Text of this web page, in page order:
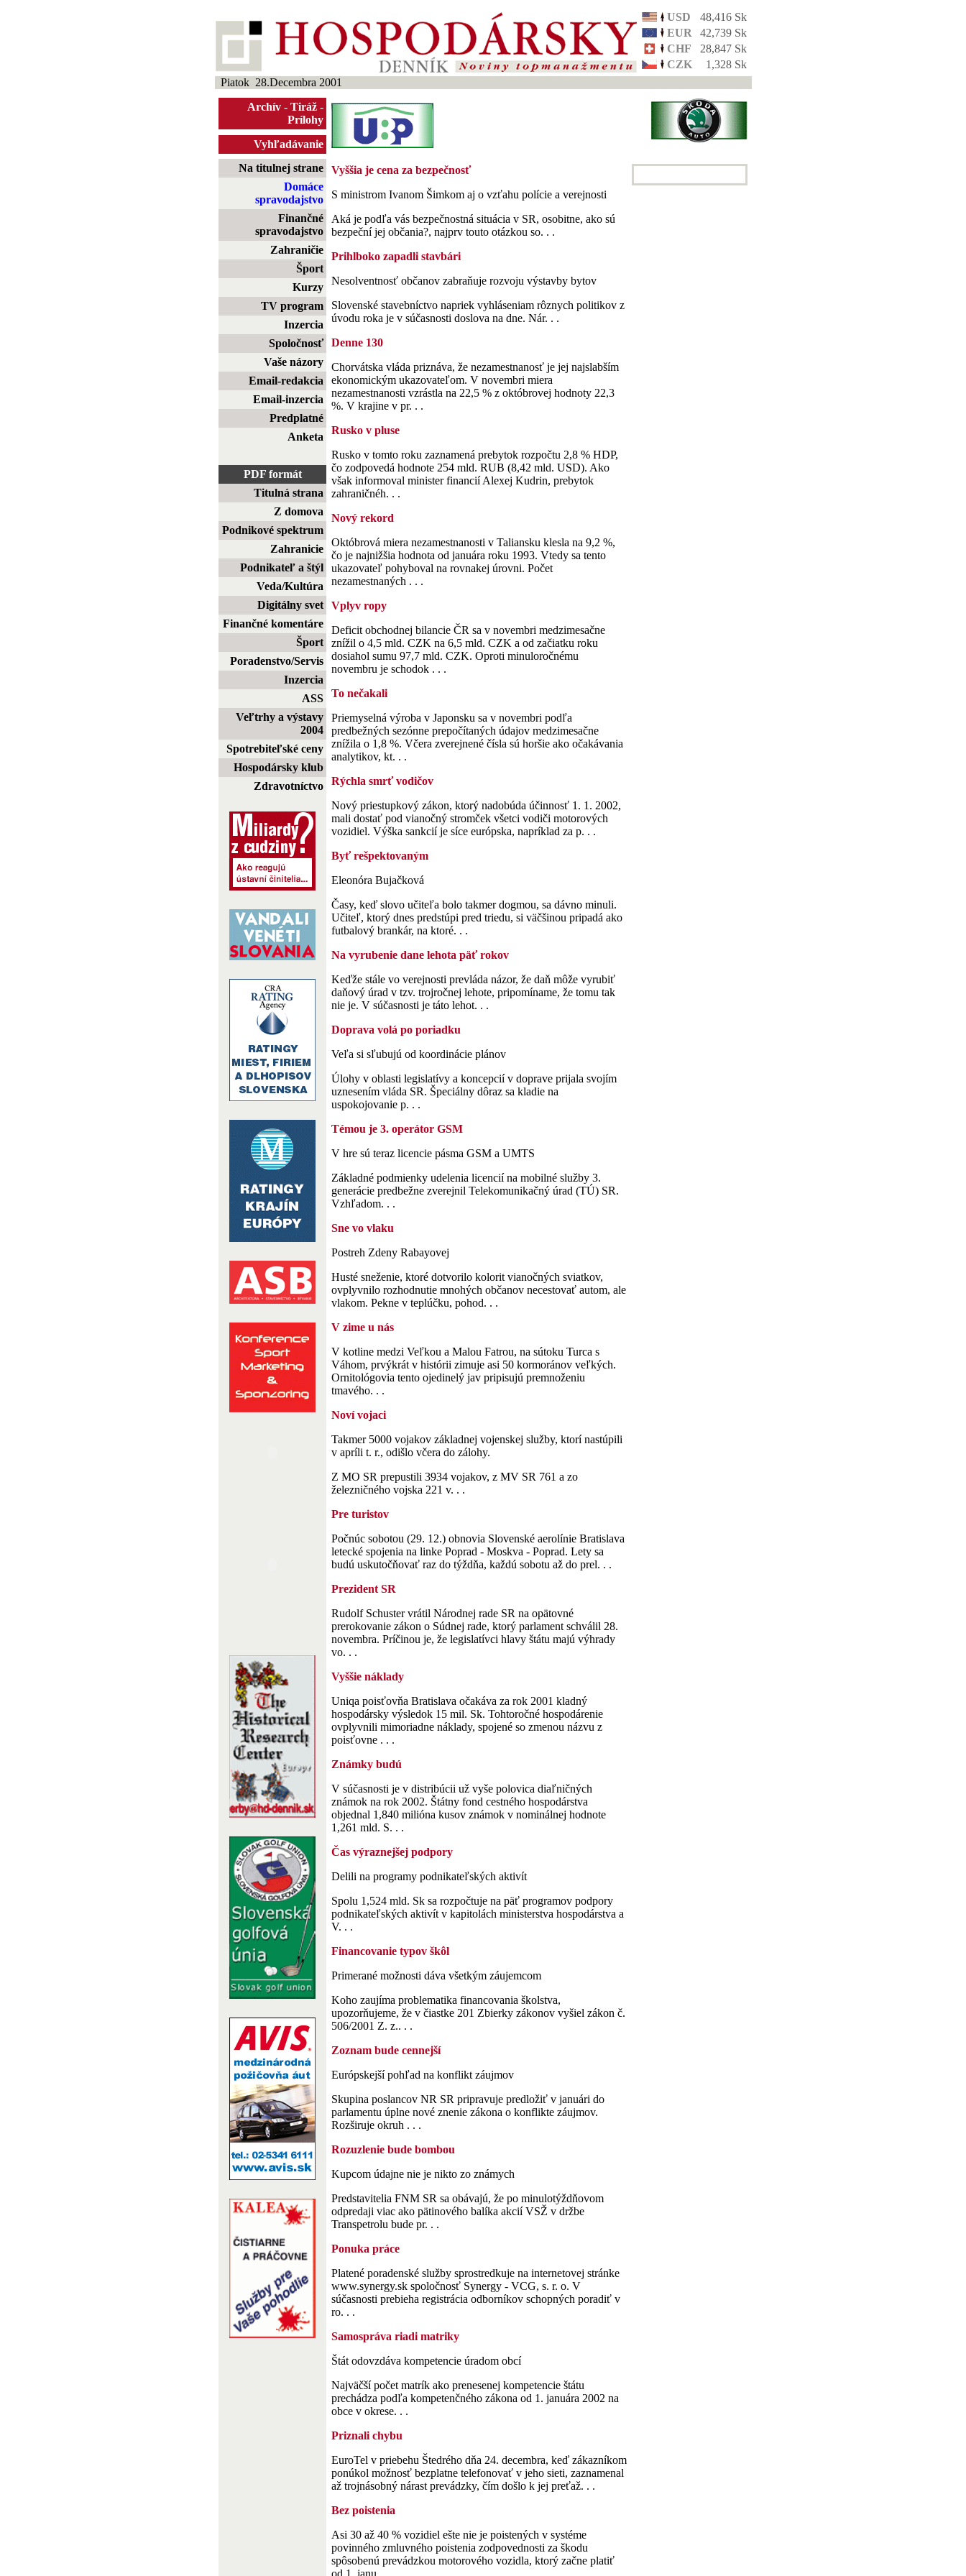
USD
48,416 Sk
EUR
42,739 Sk
CHF
28,847 Sk
CZK
1,328 Sk
Piatok 28.Decembra 2001
Archív - Tiráž -
Prílohy
Vyhľadávanie
Na titulnej strane
Domáce
spravodajstvo
Finančné
spravodajstvo
Zahraničie
Šport
Kurzy
TV program
Inzercia
Spoločnosť
Vaše názory
Email-redakcia
Email-inzercia
Predplatné
Anketa
PDF formát
Titulná strana
Z domova
Podnikové spektrum
Zahranicie
Podnikateľ a štýl
Veda/Kultúra
Digitálny svet
Finančné komentáre
Šport
Poradenstvo/Servis
Inzercia
ASS
Veľtrhy a výstavy
2004
Spotrebiteľské ceny
Hospodársky klub
Zdravotníctvo
Vyššia je cena za bezpečnosť
S ministrom Ivanom Šimkom aj o vzťahu polície a verejnosti
Aká je podľa vás bezpečnostná situácia v SR, osobitne, ako sú
bezpeční jej občania?, najprv touto otázkou so. . .
Prihlboko zapadli stavbári
Nesolventnosť občanov zabraňuje rozvoju výstavby bytov
Slovenské stavebníctvo napriek vyhláseniam rôznych politikov z
úvodu roka je v súčasnosti doslova na dne. Nár. . .
Denne 130
Chorvátska vláda priznáva, že nezamestnanosť je jej najslabším
ekonomickým ukazovateľom. V novembri miera
nezamestnanosti vzrástla na 22,5 % z októbrovej hodnoty 22,3
%. V krajine v pr. . .
Rusko v pluse
Rusko v tomto roku zaznamená prebytok rozpočtu 2,8 % HDP,
čo zodpovedá hodnote 254 mld. RUB (8,42 mld. USD). Ako
však informoval minister financií Alexej Kudrin, prebytok
zahraničnéh. . .
Nový rekord
Októbrová miera nezamestnanosti v Taliansku klesla na 9,2 %,
čo je najnižšia hodnota od januára roku 1993. Vtedy sa tento
ukazovateľ pohyboval na rovnakej úrovni. Počet
nezamestnaných . . .
Vplyv ropy
Deficit obchodnej bilancie ČR sa v novembri medzimesačne
znížil o 4,5 mld. CZK na 6,5 mld. CZK a od začiatku roku
dosiahol sumu 97,7 mld. CZK. Oproti minuloročnému
novembru je schodok . . .
To nečakali
Priemyselná výroba v Japonsku sa v novembri podľa
predbežných sezónne prepočítaných údajov medzimesačne
znížila o 1,8 %. Včera zverejnené čísla sú horšie ako očakávania
analytikov, kt. . .
Rýchla smrť vodičov
Nový priestupkový zákon, ktorý nadobúda účinnosť 1. 1. 2002,
mali dostať pod vianočný stromček všetci vodiči motorových
vozidiel. Výška sankcií je síce európska, napríklad za p. . .
Byť rešpektovaným
Eleonóra Bujačková
Časy, keď slovo učiteľa bolo takmer dogmou, sa dávno minuli.
Učiteľ, ktorý dnes predstúpi pred triedu, si väčšinou pripadá ako
futbalový brankár, na ktoré. . .
Na vyrubenie dane lehota päť rokov
Keďže stále vo verejnosti prevláda názor, že daň môže vyrubiť
daňový úrad v tzv. trojročnej lehote, pripomíname, že tomu tak
nie je. V súčasnosti je táto lehot. . .
Doprava volá po poriadku
Veľa si sľubujú od koordinácie plánov
Úlohy v oblasti legislatívy a koncepcií v doprave prijala svojím
uznesením vláda SR. Špeciálny dôraz sa kladie na
uspokojovanie p. . .
Témou je 3. operátor GSM
V hre sú teraz licencie pásma GSM a UMTS
Základné podmienky udelenia licencií na mobilné služby 3.
generácie predbežne zverejnil Telekomunikačný úrad (TÚ) SR.
Vzhľadom. . .
Sne vo vlaku
Postreh Zdeny Rabayovej
Husté sneženie, ktoré dotvorilo kolorit vianočných sviatkov,
ovplyvnilo rozhodnutie mnohých občanov necestovať autom, ale
vlakom. Pekne v teplúčku, pohod. . .
V zime u nás
V kotline medzi Veľkou a Malou Fatrou, na sútoku Turca s
Váhom, prvýkrát v histórii zimuje asi 50 kormoránov veľkých.
Ornitológovia tento ojedinelý jav pripisujú premnoženiu
tmavého. . .
Noví vojaci
Takmer 5000 vojakov základnej vojenskej služby, ktorí nastúpili
v apríli t. r., odišlo včera do zálohy.
Z MO SR prepustili 3934 vojakov, z MV SR 761 a zo
železničného vojska 221 v. . .
Pre turistov
Počnúc sobotou (29. 12.) obnovia Slovenské aerolínie Bratislava
letecké spojenia na linke Poprad - Moskva - Poprad. Lety sa
budú uskutočňovať raz do týždňa, každú sobotu až do prel. . .
Prezident SR
Rudolf Schuster vrátil Národnej rade SR na opätovné
prerokovanie zákon o Súdnej rade, ktorý parlament schválil 28.
novembra. Príčinou je, že legislatívci hlavy štátu majú výhrady
vo. . .
Vyššie náklady
Uniqa poisťovňa Bratislava očakáva za rok 2001 kladný
hospodársky výsledok 15 mil. Sk. Tohtoročné hospodárenie
ovplyvnili mimoriadne náklady, spojené so zmenou názvu z
poisťovne . . .
Známky budú
V súčasnosti je v distribúcii už vyše polovica diaľničných
známok na rok 2002. Štátny fond cestného hospodárstva
objednal 1,840 milióna kusov známok v nominálnej hodnote
1,261 mld. S. . .
Čas výraznejšej podpory
Delili na programy podnikateľských aktivít
Spolu 1,524 mld. Sk sa rozpočtuje na päť programov podpory
podnikateľských aktivít v kapitolách ministerstva hospodárstva a
V. . .
Financovanie typov škôl
Primerané možnosti dáva všetkým záujemcom
Koho zaujíma problematika financovania školstva,
upozorňujeme, že v čiastke 201 Zbierky zákonov vyšiel zákon č.
506/2001 Z. z.. . .
Zoznam bude cennejší
Európskejší pohľad na konflikt záujmov
Skupina poslancov NR SR pripravuje predložiť v januári do
parlamentu úplne nové znenie zákona o konflikte záujmov.
Rozširuje okruh . . .
Rozuzlenie bude bombou
Kupcom údajne nie je nikto zo známych
Predstavitelia FNM SR sa obávajú, že po minulotýždňovom
odpredaji viac ako pätinového balíka akcií VSŽ v držbe
Transpetrolu bude pr. . .
Ponuka práce
Platené poradenské služby sprostredkuje na internetovej stránke
www.synergy.sk spoločnosť Synergy - VCG, s. r. o. V
súčasnosti prebieha registrácia odborníkov schopných poradiť v
ro. . .
Samospráva riadi matriky
Štát odovzdáva kompetencie úradom obcí
Najväčší počet matrík ako prenesenej kompetencie štátu
prechádza podľa kompetenčného zákona od 1. januára 2002 na
obce v okrese. . .
Priznali chybu
EuroTel v priebehu Štedrého dňa 24. decembra, keď zákazníkom
ponúkol možnosť bezplatne telefonovať v jeho sieti, zaznamenal
až trojnásobný nárast prevádzky, čím došlo k jej preťaž. . .
Bez poistenia
Asi 30 až 40 % vozidiel ešte nie je poistených v systéme
povinného zmluvného poistenia zodpovednosti za škodu
spôsobenú prevádzkou motorového vozidla, ktorý začne platiť
od 1. janu. . .